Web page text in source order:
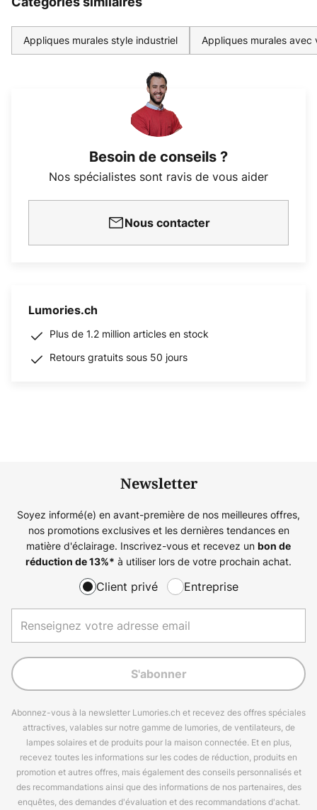
Appliques murales style industriel Appliques murales avec
Besoin de conseils ?
Nos spécialistes sont ravis de vous aider
Nous contacter
Lumories.ch
Plus de 1.2 million articles en stock
Retours gratuits sous 50 jours
Newsletter
Soyez informé(e) en avant-première de nos meilleures offres,
nos promotions exclusives et les dernières tendances en
matière d'éclairage. Inscrivez-vous et recevez un bon de
réduction de13%* à utiliser lors de votre prochain achat.
Client privé Entreprise
S'abonner
Abonnez-vous à la newsletter Lumories.ch et recevez des offres spéciales
attractives, valables sur notre gamme de lumories, de ventilateurs, de
lampes solaires et de produits pour la maison connectée. Et en plus,
recevez toutes les informations sur les codes de réduction, produits en
promotion et autres offres, mais également des conseils personnalisés et
des recommandations ainsi que des informations de nos partenaires, des
enquêtes, des demandes d'évaluation et des recommandations d'achat.